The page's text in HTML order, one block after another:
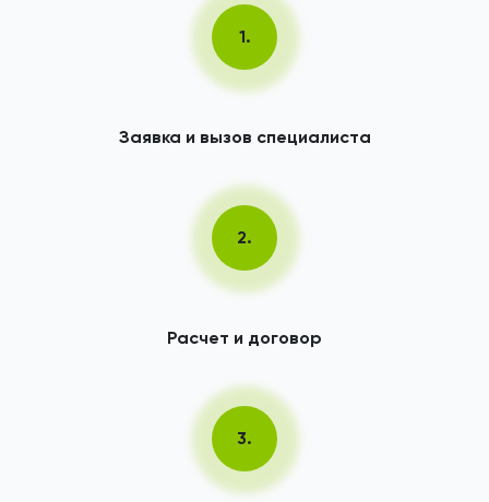
1.
Заявка и вызов специалиста
2.
Расчет и договор
3.